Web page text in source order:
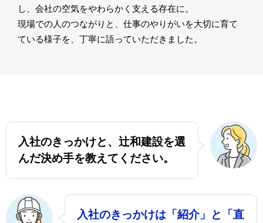
し、会社の空気をやわらかく支える存在に。
現場での人のつながりと、仕事のやりがいを大切に育て
ている様子を、丁寧に語っていただきました。
入社のきっかけと、辻和建設を選
んだ決め手を教えてください。
入社のきっかけは「紹介」と「直